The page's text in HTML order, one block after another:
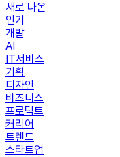
새로 나온
인기
개발
AI
IT서비스
기획
디자인
비즈니스
프로덕트
커리어
트렌드
스타트업